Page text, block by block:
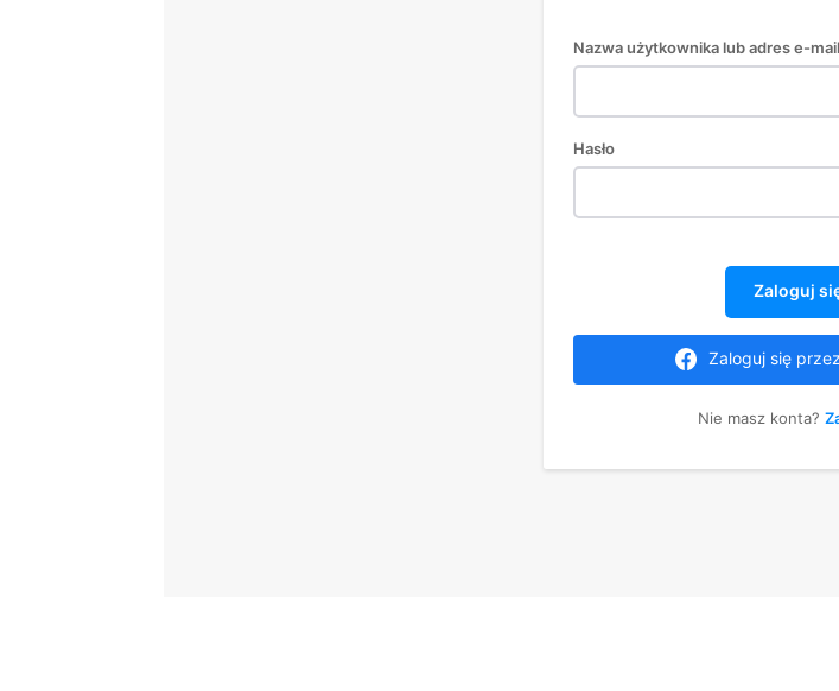
Nazwa użytkownika lub adres e-mail
Hasło
Zaloguj
Zaloguj się
Nie masz konta?